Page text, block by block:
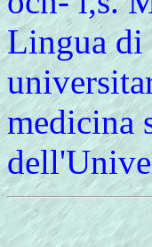
Lingua di
medicina